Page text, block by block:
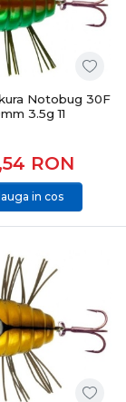
Notobug 30F
3.5g 11
RON
in cos